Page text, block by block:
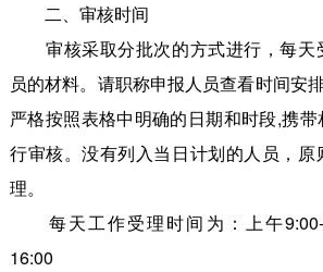
二、审核时间
审核采取分批次的方式进行，每天
员的材料。请职称申报人员查看时间安
严格按照表格中明确的日期和时段,携
行审核。没有列入当日计划的人员，原
理。
每天工作受理时间为：上午9:00-
16:00